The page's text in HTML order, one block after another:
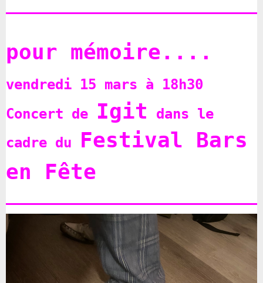
pour mémoire....
vendredi 15 mars à 18h30
Concert de
Igit
dans le
cadre du
Festival Bars
en Fête